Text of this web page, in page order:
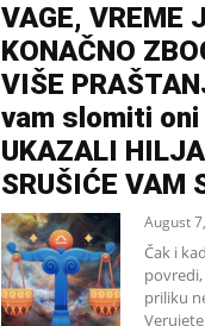
VAGE, VREME
KONAČNO
VIŠE
vam slomiti
UKAZALI
SRUŠIĆE VAM
August
Čak i
priliku